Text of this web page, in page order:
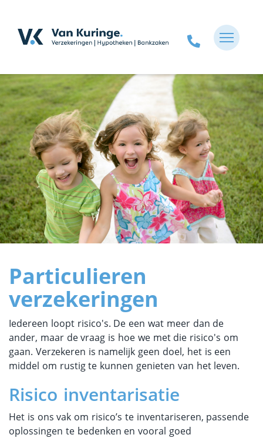
Particulieren
verzekeringen
Iedereen loopt risico's. De een wat meer dan de
ander, maar de vraag is hoe we met die risico's om
gaan. Verzekeren is namelijk geen doel, het is een
middel om rustig te kunnen genieten van het leven.
Risico inventarisatie
Het is ons vak om risico’s te inventariseren, passende
oplossingen te bedenken en vooral goed